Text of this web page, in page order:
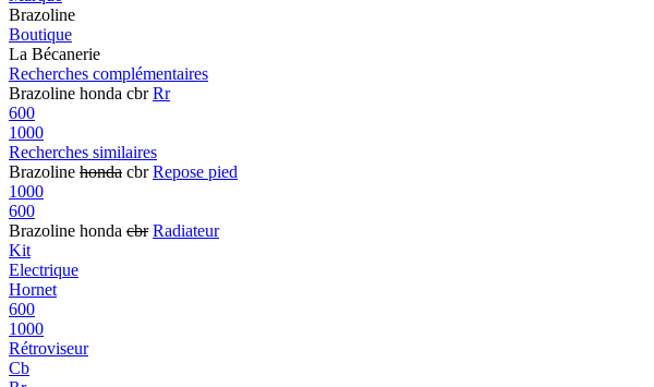
Brazoline
Boutique
La Bécanerie
Recherches complémentaires
Brazoline honda cbr Rr
600
1000
Recherches similaires
Brazoline honda cbr Repose pied
1000
600
Brazoline honda cbr Radiateur
Kit
Electrique
Hornet
600
1000
Rétroviseur
Cb